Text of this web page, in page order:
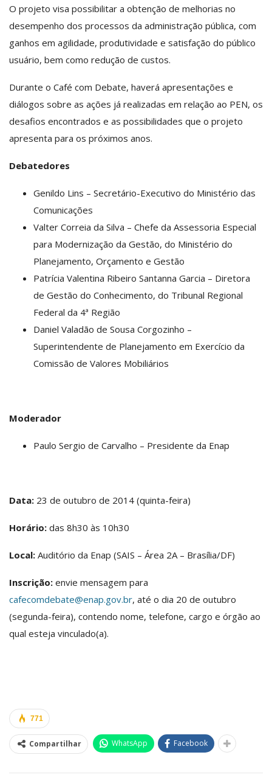
O projeto visa possibilitar a obtenção de melhorias no
desempenho dos processos da administração pública, com
ganhos em agilidade, produtividade e satisfação do público
usuário, bem como redução de custos.
Durante o Café com Debate, haverá apresentações e
diálogos sobre as ações já realizadas em relação ao PEN, os
desafios encontrados e as possibilidades que o projeto
apresenta para os próximos anos.
Debatedores
Genildo Lins – Secretário-Executivo do Ministério das
Comunicações
Valter Correia da Silva – Chefe da Assessoria Especial
para Modernização da Gestão, do Ministério do
Planejamento, Orçamento e Gestão
Patrícia Valentina Ribeiro Santanna Garcia – Diretora
de Gestão do Conhecimento, do Tribunal Regional
Federal da 4ª Região
Daniel Valadão de Sousa Corgozinho –
Superintendente de Planejamento em Exercício da
Comissão de Valores Mobiliários
Moderador
Paulo Sergio de Carvalho – Presidente da Enap
Data: 23 de outubro de 2014 (quinta-feira)
Horário: das 8h30 às 10h30
Local: Auditório da Enap (SAIS – Área 2A – Brasília/DF)
Inscrição: envie mensagem para
cafecomdebate@enap.gov.br, até o dia 20 de outubro
(segunda-feira), contendo nome, telefone, cargo e órgão ao
qual esteja vinculado(a).
771
Compartilhar WhatsApp Facebook